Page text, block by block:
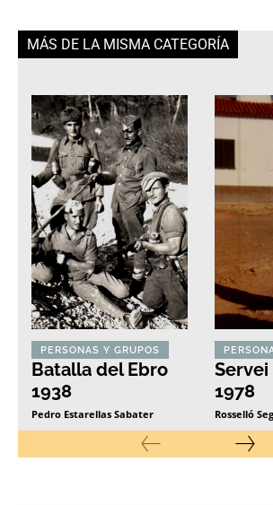
MÁS DE LA MISMA CATEGORÍA
PERSONAS Y GRUPOS
Batalla del Ebro
1938
Pedro Estarellas Sabater
1978
Rosselló